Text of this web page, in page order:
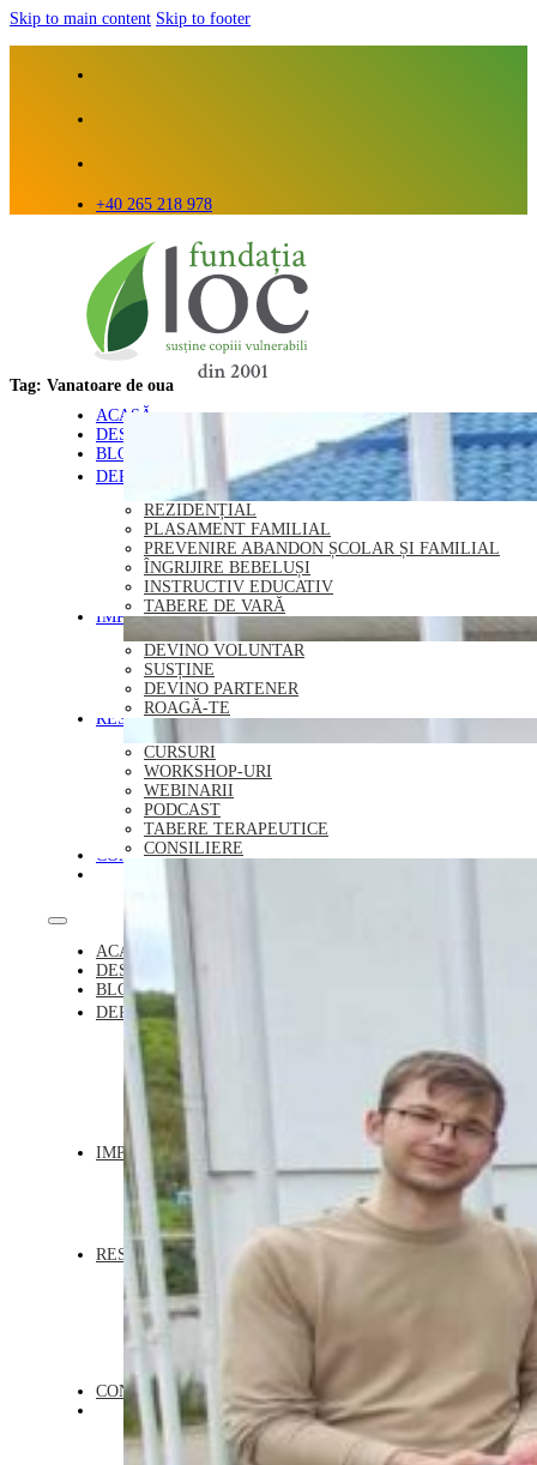
Skip to main content Skip to footer
+40 265 218 978
ACASĂ
DESPRE NOI
BLOG
DEPARTAMENTE
REZIDENȚIAL
PLASAMENT FAMILIAL
PREVENIRE ABANDON ȘCOLAR ȘI FAMILIAL
ÎNGRIJIRE BEBELUȘI
INSTRUCTIV EDUCATIV
TABERE DE VARĂ
IMPLICĂ-TE
DEVINO VOLUNTAR
SUSȚINE
DEVINO PARTENER
ROAGĂ-TE
RESURSE
CURSURI
WORKSHOP-URI
WEBINARII
PODCAST
TABERE TERAPEUTICE
CONSILIERE
CONTACT
ACASĂ
DESPRE NOI
BLOG
DEPARTAMENTE
REZIDENȚIAL
PLASAMENT FAMILIAL
PREVENIRE ABANDON ȘCOLAR ȘI FAMILIAL
ÎNGRIJIRE BEBELUȘI
INSTRUCTIV EDUCATIV
TABERE DE VARĂ
IMPLICĂ-TE
DEVINO VOLUNTAR
SUSȚINE
DEVINO PARTENER
ROAGĂ-TE
RESURSE
CURSURI
WORKSHOP-URI
WEBINARII
PODCAST
CONSILIERE
CONTACT
DONEAZĂ
Tag: Vanatoare de oua